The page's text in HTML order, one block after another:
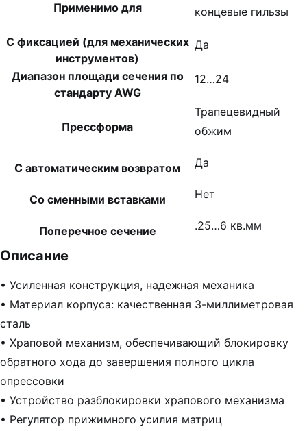
Применимо для
концевые гильзы
С фиксацией (для механических
инструментов)
Да
Диапазон площади сечения по
стандарту AWG
12…24
Прессформа
Трапецевидный
обжим
С автоматическим возвратом Да
Со сменными вставками Нет
Поперечное сечение .25…6 кв.мм
Описание
• Усиленная конструкция, надежная механика
• Материал корпуса: качественная 3-миллиметровая
сталь
• Храповой механизм, обеспечивающий блокировку
обратного хода до завершения полного цикла
опрессовки
• Устройство разблокировки храпового механизма
• Регулятор прижимного усилия матриц